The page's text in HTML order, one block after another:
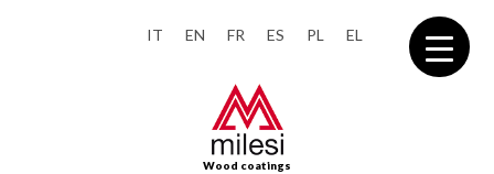
IT EN FR ES PL EL
Wood coatings